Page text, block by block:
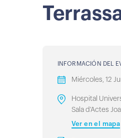
INFORMACIÓN DEL
Miércoles, 12
Hospital
Sala d'Actes
Ver en el mapa